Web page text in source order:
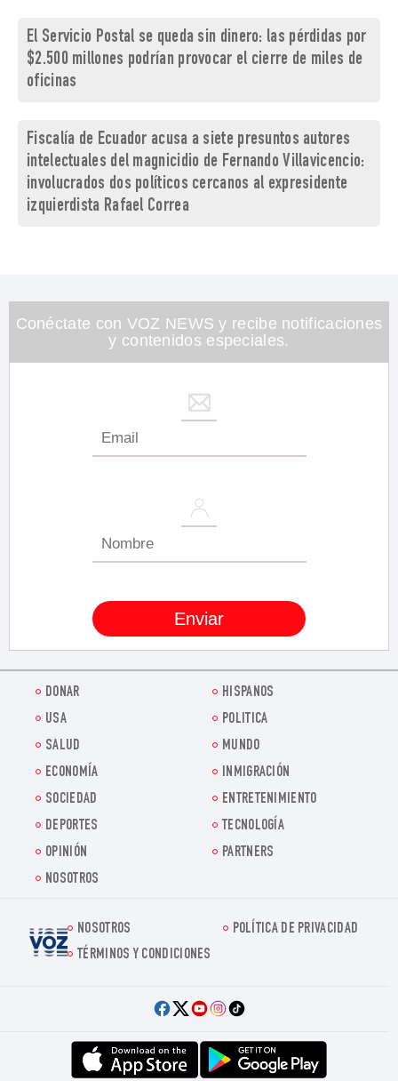
El Servicio Postal se queda sin dinero: las pérdidas por
$2.500 millones podrían provocar el cierre de miles de
oficinas
Fiscalía de Ecuador acusa a siete presuntos autores
intelectuales del magnicidio de Fernando Villavicencio:
involucrados dos políticos cercanos al expresidente
izquierdista Rafael Correa
Conéctate con VOZ NEWS y recibe notificaciones
y contenidos especiales.
DONAR
HISPANOS
USA
POLITICA
SALUD
MUNDO
ECONOMÍA
INMIGRACIÓN
SOCIEDAD
ENTRETENIMIENTO
DEPORTES
TECNOLOGÍA
OPINIÓN
PARTNERS
NOSOTROS
Voz.us
NOSOTROS
POLÍTICA DE PRIVACIDAD
TÉRMINOS Y CONDICIONES